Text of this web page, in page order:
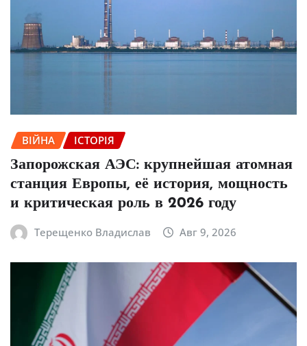
ВІЙНА ІСТОРІЯ
Запорожская АЭС: крупнейшая атомная
станция Европы, её история, мощность
и критическая роль в 2026 году
Терещенко Владислав Авг 9, 2026